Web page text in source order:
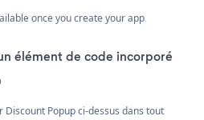
once you create your app
élément de code incorporé
Popup ci-dessus dans tout